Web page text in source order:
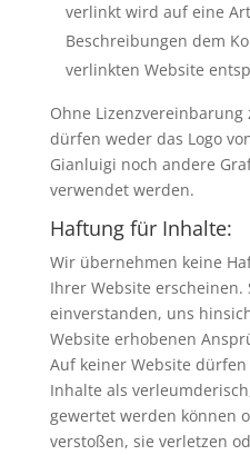
verlinkt wird auf eine
Beschreibungen dem
verlinkten Website
Ohne
dürfen weder das Logo
Gianluigi noch andere
verwendet werden.
Haftung für Inhalte:
Wir übernehmen keine
Ihrer Website
einverstanden, uns
Website erhobenen
Auf keiner Website
Inhalte als
gewertet werden können
verstoßen, sie verletzen